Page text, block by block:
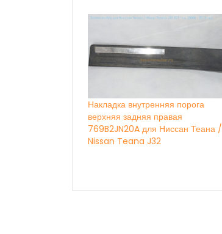
Накладка внутренняя порога
верхняя задняя правая
769B2JN20A для Ниссан Теана /
Nissan Teana J32